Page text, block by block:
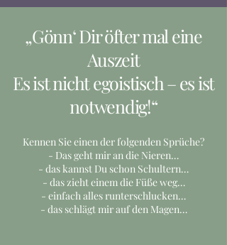
„Gönn‘ Dir öfter mal eine
Auszeit
Es ist nicht egoistisch – es ist
notwendig!“
Kennen Sie einen der folgenden Sprüche?
- Das geht mir an die Nieren…
- das kannst Du schon Schultern…
- das zieht einem die Füße weg…
- einfach alles runterschlucken…
- das schlägt mir auf den Magen…